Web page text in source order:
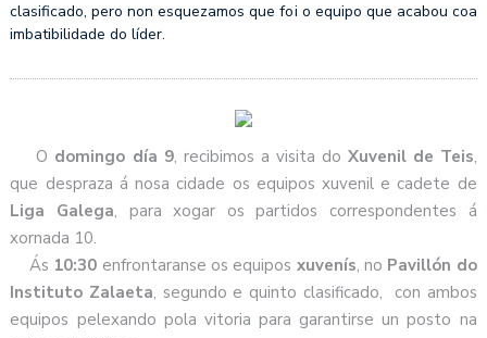
clasificado, pero non esquezamos que foi o equipo que acabou coa
imbatibilidade do líder.
O domingo día 9, recibimos a visita do Xuvenil de Teis,
que despraza á nosa cidade os equipos xuvenil e cadete de
Liga Galega, para xogar os partidos correspondentes á
xornada 10.
Ás 10:30 enfrontaranse os equipos xuvenís, no Pavillón do
Instituto Zalaeta, segundo e quinto clasificado, con ambos
equipos pelexando pola vitoria para garantirse un posto na